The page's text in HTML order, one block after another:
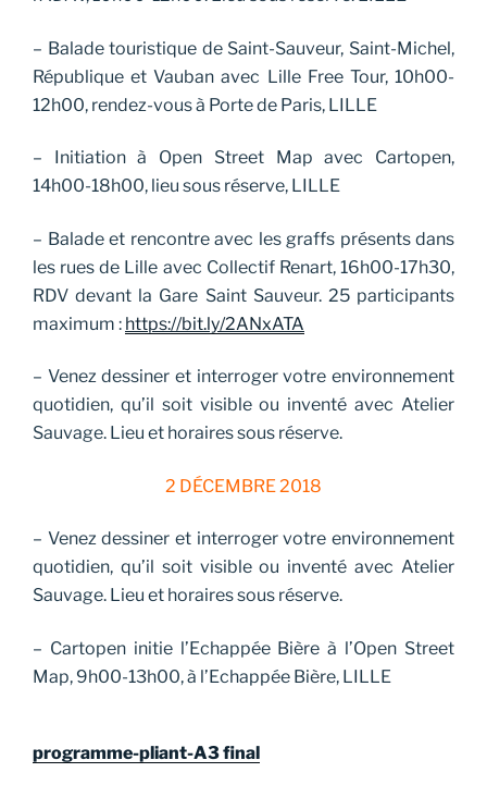
– Balade touristique de Saint-Sauveur, Saint-Michel,
République et Vauban avec Lille Free Tour, 10h00-
12h00, rendez-vous à Porte de Paris, LILLE
– Initiation à Open Street Map avec Cartopen,
14h00-18h00, lieu sous réserve, LILLE
– Balade et rencontre avec les graffs présents dans
les rues de Lille avec Collectif Renart, 16h00-17h30,
RDV devant la Gare Saint Sauveur. 25 participants
maximum : https://bit.ly/2ANxATA
– Venez dessiner et interroger votre environnement
quotidien, qu’il soit visible ou inventé avec Atelier
Sauvage. Lieu et horaires sous réserve.
2 DÉCEMBRE 2018
– Venez dessiner et interroger votre environnement
quotidien, qu’il soit visible ou inventé avec Atelier
Sauvage. Lieu et horaires sous réserve.
– Cartopen initie l’Echappée Bière à l’Open Street
Map, 9h00-13h00, à l’Echappée Bière, LILLE
programme-pliant-A3 final